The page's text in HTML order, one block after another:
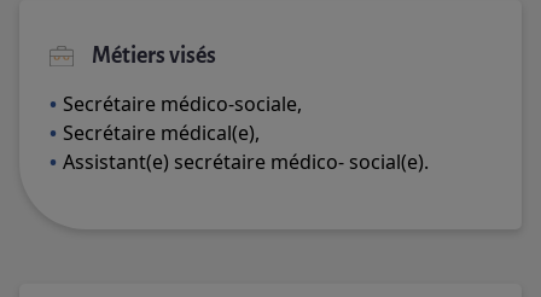
Métiers visés
Secrétaire médico-sociale,
Secrétaire médical(e),
Assistant(e) secrétaire médico- social(e).